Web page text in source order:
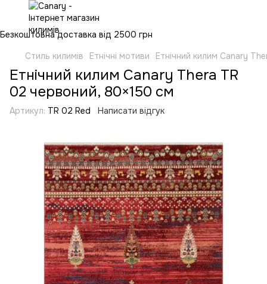
Безкоштовна доставка від 2500 грн
Стиль килимів
Етнічні мотиви Етнічний килим Canary
Етнічний килим Canary Thera TR
02 червоний, 80×150 см
Артикул: TR 02 Red Написати відгук